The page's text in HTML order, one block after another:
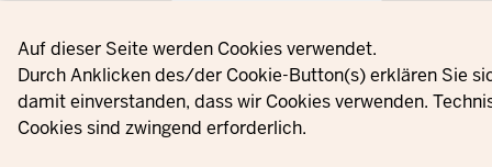
Privacy settings
Auf dieser Seite werden Cookies verwendet.
Durch Anklicken des/der Cookie-Button(s) erklären Sie
damit einverstanden, dass wir Cookies verwenden.
Cookies sind zwingend erforderlich.